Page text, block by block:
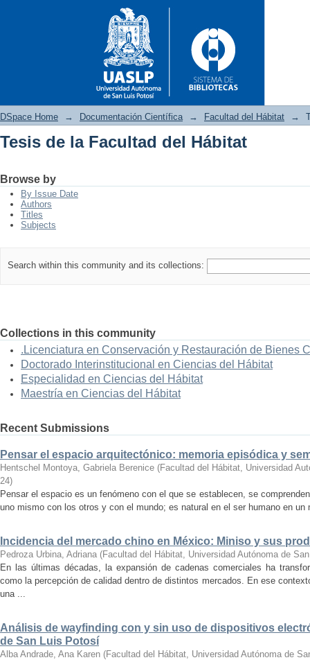
DSpace Home → Documentación Científica → Facultad del Hábitat →
Tesis de la Facultad del Hábitat
Browse by
By Issue Date
Authors
Titles
Subjects
Search within this community and its collections:
Collections in this community
.Licenciatura en Conservación y Restauración de Bienes
Doctorado Interinstitucional en Ciencias del Hábitat
Especialidad en Ciencias del Hábitat
Maestría en Ciencias del Hábitat
Recent Submissions
Pensar el espacio arquitectónico: memoria episódica y
Hentschel Montoya, Gabriela Berenice (Facultad del Hábitat, Universidad
24)
Pensar el espacio es un fenómeno con el que se establecen, se
uno mismo con los otros y con el mundo; es natural en el ser humano en
Incidencia del mercado chino en México: Miniso y sus
Pedroza Urbina, Adriana (Facultad del Hábitat, Universidad Autónoma de
En las últimas décadas, la expansión de cadenas comerciales ha
como la percepción de calidad dentro de distintos mercados. En ese
una ...
Análisis de wayfinding con y sin uso de dispositivos
de San Luis Potosí
Alba Andrade, Ana Karen (Facultad del Hábitat, Universidad Autónoma de